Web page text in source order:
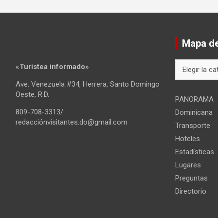
«Turistea informado»
Ave. Venezuela #34, Herrera, Santo Domingo
Oeste, R.D.
809-708-3313/
redacciónvisitantes.do@gmail.com
Mapa
del
PANORAMA
Dominicana
Transporte
Hoteles
Estadísticas
Lugares
Preguntas
Directorio